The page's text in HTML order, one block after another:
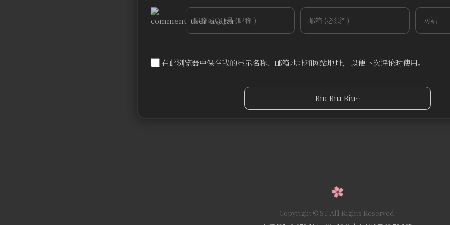
bilibili~
Tieba
在此浏览器中保存我的显示名称、邮箱地址和网站地址，以便下次评论时使用。
Copyright © ST All Rights Reserved.